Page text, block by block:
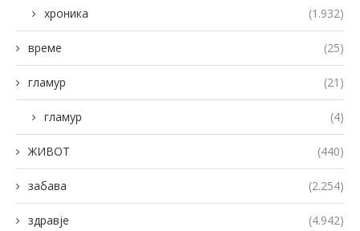
хроника (1.932)
време (25)
гламур (21)
гламур (4)
ЖИВОТ (440)
забава (2.254)
здравје (4.942)